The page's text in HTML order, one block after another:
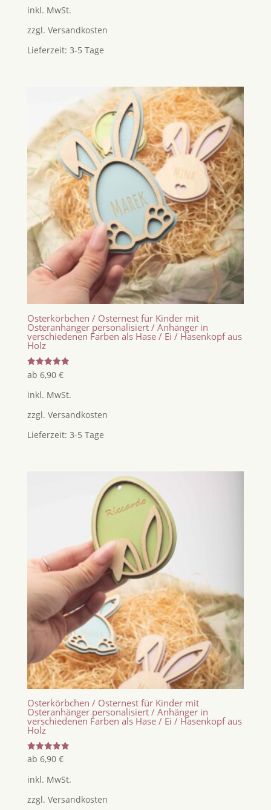
von 5
inkl. MwSt.
zzgl. Versandkosten
Lieferzeit: 3-5 Tage
Osterkörbchen / Osternest für Kinder mit
Osteranhänger personalisiert / Anhänger in
verschiedenen Farben als Hase / Ei / Hasenkopf aus
Holz
Bewertet
mit
von 5
ab 6,90 €
inkl. MwSt.
zzgl. Versandkosten
Lieferzeit: 3-5 Tage
Osterkörbchen / Osternest für Kinder mit
Osteranhänger personalisiert / Anhänger in
verschiedenen Farben als Hase / Ei / Hasenkopf aus
Holz
Bewertet
mit
von 5
ab 6,90 €
inkl. MwSt.
zzgl. Versandkosten